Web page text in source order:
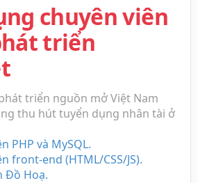
chuyên viên
triển
triển nguồn mở Việt Nam
thu hút tuyển dụng nhân tài ở
PHP và MySQL.
front-end (HTML/CSS/JS).
Đồ Hoạ.